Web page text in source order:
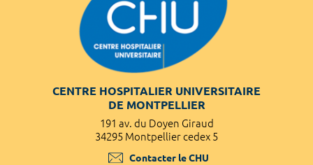
CENTRE HOSPITALIER UNIVERSITAIRE
DE MONTPELLIER
191 av. du Doyen Giraud
34295 Montpellier cedex 5
Contacter le CHU